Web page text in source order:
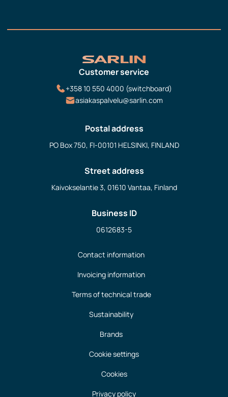
Customer service
+358 10 550 4000 (switchboard)
asiakaspalvelu@sarlin.com
Postal address
PO Box 750, FI-00101 HELSINKI, FINLAND
Street address
Kaivokselantie 3, 01610 Vantaa, Finland
Business ID
0612683-5
Contact information
Invoicing information
Terms of technical trade
Sustainability
Brands
Cookie settings
Cookies
Privacy policy